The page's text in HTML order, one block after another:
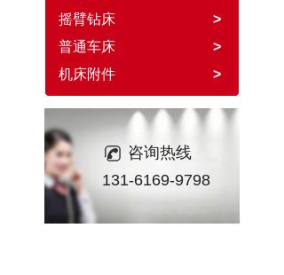
摇臂钻床
>
普通车床
>
机床附件
>
咨询热线
131-6169-9798